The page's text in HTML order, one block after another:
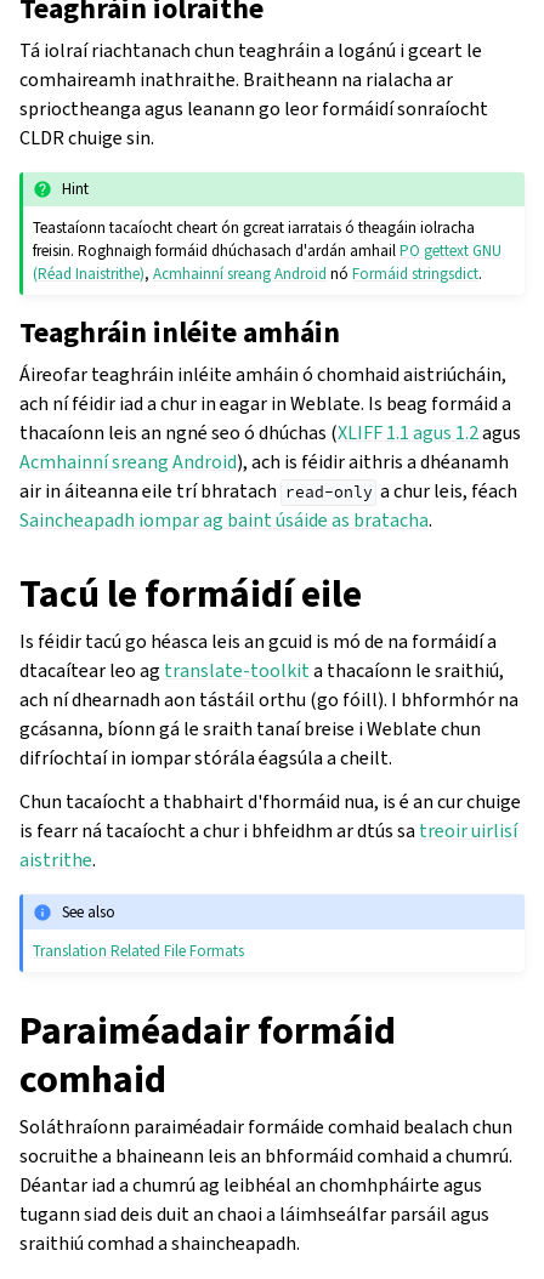
Teaghráin iolraithe
Tá iolraí riachtanach chun teaghráin a logánú i gceart le
comhaireamh inathraithe. Braitheann na rialacha ar
sprioctheanga agus leanann go leor formáidí sonraíocht
CLDR chuige sin.
Hint
Teastaíonn tacaíocht cheart ón gcreat iarratais ó theagáin iolracha
freisin. Roghnaigh formáid dhúchasach d'ardán amhailPO gettext GNU
(Réad Inaistrithe),Acmhainní sreang Android nóFormáid stringsdict.
Teaghráin inléite amháin
Áireofar teaghráin inléite amháin ó chomhaid aistriúcháin,
ach ní féidir iad a chur in eagar in Weblate. Is beag formáid a
thacaíonn leis an ngné seo ó dhúchas (XLIFF 1.1 agus 1.2agus
Acmhainní sreang Android), ach is féidir aithris a dhéanamh
air in áiteanna eile trí bhratach read-only a chur leis, féach
Saincheapadh iompar ag baint úsáide as bratacha.
Tacú le formáidí eile
Is féidir tacú go héasca leis an gcuid is mó de na formáidí a
dtacaítear leo ag translate-toolkita thacaíonn le sraithiú,
ach ní dhearnadh aon tástáil orthu (go fóill). I bhformhór na
gcásanna, bíonn gá le sraith tanaí breise i Weblate chun
difríochtaí in iompar stórála éagsúla a cheilt.
Chun tacaíocht a thabhairt d'fhormáid nua, is é an cur chuige
is fearr ná tacaíocht a chur i bhfeidhm ar dtús sa treoir uirlisí
aistrithe.
See also
Translation Related File Formats
Paraiméadair formáid
comhaid
Soláthraíonn paraiméadair formáide comhaid bealach chun
socruithe a bhaineann leis an bhformáid comhaid a chumrú.
Déantar iad a chumrú ag leibhéal an chomhpháirte agus
tugann siad deis duit an chaoi a láimhseálfar parsáil agus
sraithiú comhad a shaincheapadh.